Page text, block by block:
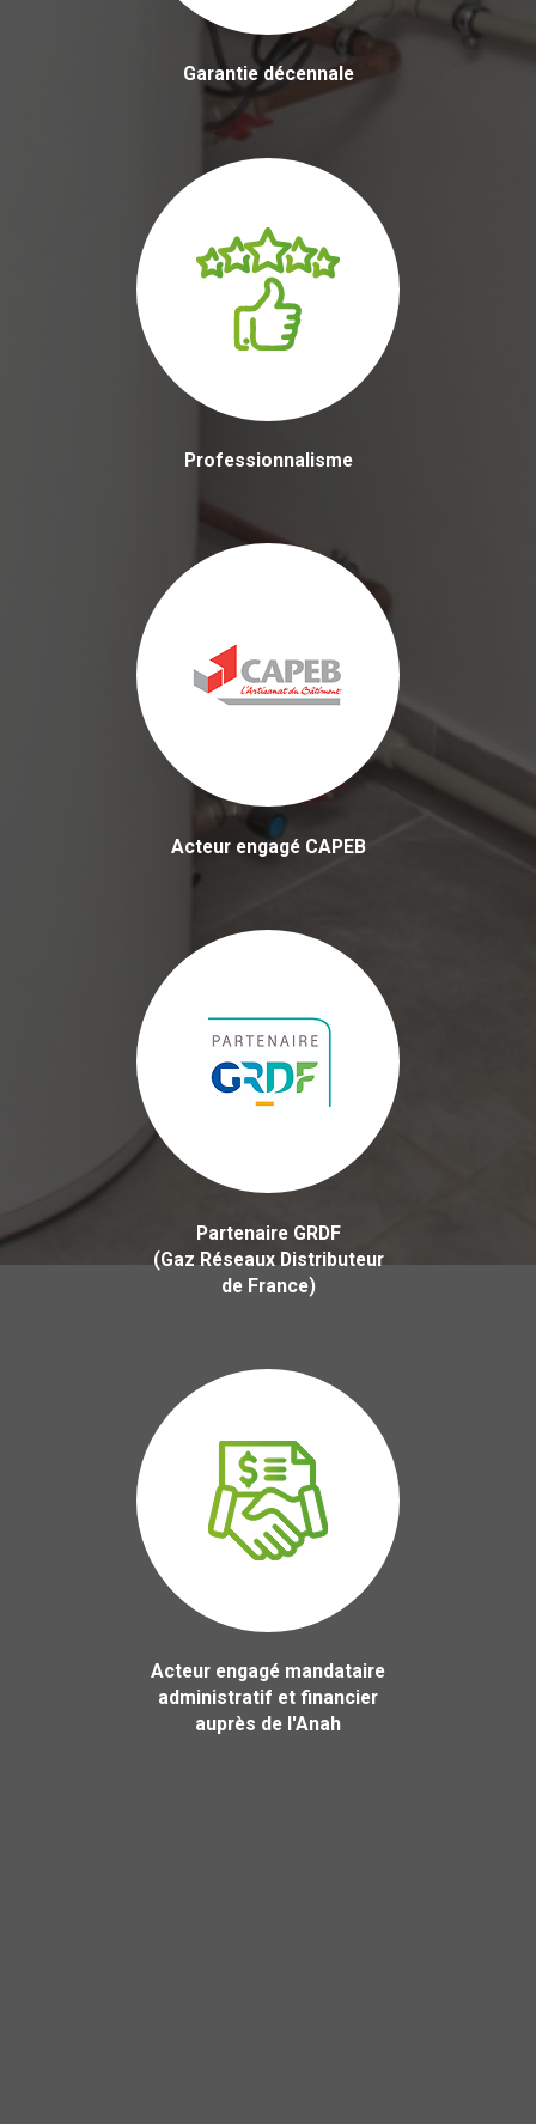
Garantie décennale
Professionnalisme
Acteur engagé CAPEB
Partenaire GRDF
(Gaz Réseaux Distributeur
de France)
Acteur engagé mandataire
administratif et financier
auprès de l'Anah